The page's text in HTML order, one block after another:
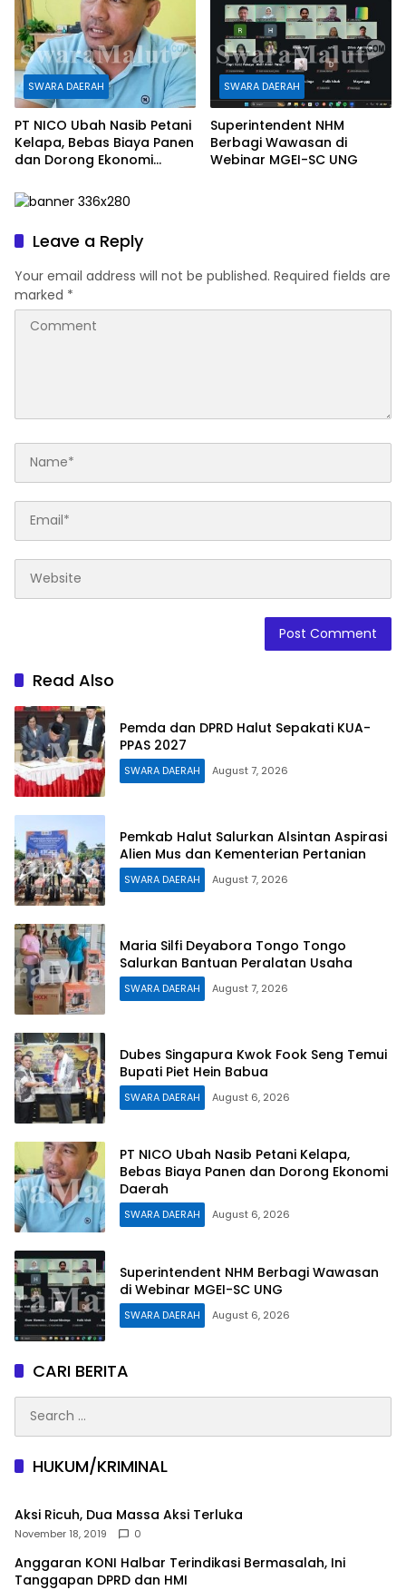
SWARA DAERAH
PT NICO Ubah Nasib Petani
Kelapa, Bebas Biaya Panen
dan Dorong Ekonomi
SWARA DAERAH
Superintendent NHM
Berbagi Wawasan di
Webinar MGEI-SC UNG
Leave a Reply
Your email address will not be published. Required fields are
marked *
Read Also
Pemda dan DPRD Halut Sepakati KUA-
PPAS 2027
SWARA DAERAH August 7, 2026
Pemkab Halut Salurkan Alsintan Aspirasi
Alien Mus dan Kementerian Pertanian
SWARA DAERAH August 7, 2026
Maria Silfi Deyabora Tongo Tongo
Salurkan Bantuan Peralatan Usaha
SWARA DAERAH August 7, 2026
Dubes Singapura Kwok Fook Seng Temui
Bupati Piet Hein Babua
SWARA DAERAH August 6, 2026
PT NICO Ubah Nasib Petani Kelapa,
Bebas Biaya Panen dan Dorong Ekonomi
Daerah
SWARA DAERAH August 6, 2026
Superintendent NHM Berbagi Wawasan
di Webinar MGEI-SC UNG
SWARA DAERAH August 6, 2026
CARI BERITA
for:
HUKUM/KRIMINAL
Aksi Ricuh, Dua Massa Aksi Terluka
November 18, 2019 0
Anggaran KONI Halbar Terindikasi Bermasalah, Ini
Tanggapan DPRD dan HMI